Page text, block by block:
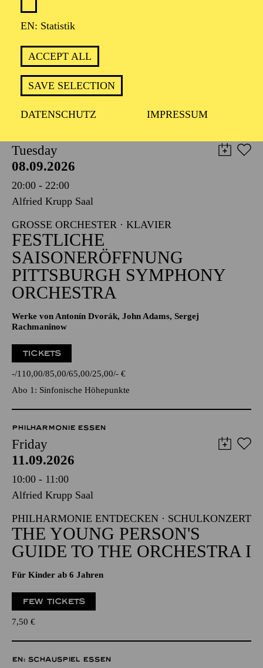
EN: Statistik
ACCEPT ALL
SAVE SELECTION
DATENSCHUTZ IMPRESSUM
BLICK AUF DEN IRAN –
STIMMEN ZUR AKTUELLEN
LAGE
TICKETS
8,00€
Tuesday
08.09.2026
20:00 - 22:00
Alfried Krupp Saal
GROSSE ORCHESTER · KLAVIER
FESTLICHE
SAISONERÖFFNUNG
PITTSBURGH SYMPHONY
ORCHESTRA
Werke von Antonín Dvorák, John Adams, Sergej
Rachmaninow
TICKETS
- 110,00 85,00 65,00 25,00 - €
Abo 1: Sinfonische Höhepunkte
PHILHARMONIE ESSEN
Friday
11.09.2026
10:00 - 11:00
Alfried Krupp Saal
PHILHARMONIE ENTDECKEN · SCHULKONZERT
THE YOUNG PERSON'S
GUIDE TO THE ORCHESTRA I
Für Kinder ab 6 Jahren
FEW TICKETS
7,50 €
EN: SCHAUSPIEL ESSEN